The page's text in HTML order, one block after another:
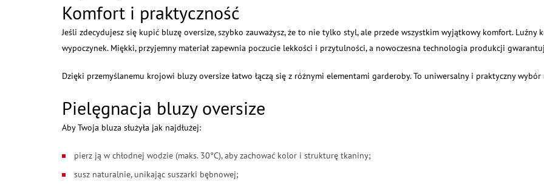
Komfort i praktyczność
Jeśli zdecydujesz się kupić bluzę oversize, szybko zauważysz, że to nie tylko styl, ale przede wszystkim wyjątkowy komfort.
wypoczynek. Miękki, przyjemny materiał zapewnia poczucie lekkości i przytulności, a nowoczesna technologia produkcji
Dzięki przemyślanemu krojowi bluzy oversize łatwo łączą się z różnymi elementami garderoby. To uniwersalny i praktyczny wybór
Pielęgnacja bluzy oversize
Aby Twoja bluza służyła jak najdłużej:
pierz ją w chłodnej wodzie (maks. 30°C), aby zachować kolor i strukturę tkaniny;
susz naturalnie, unikając suszarki bębnowej;